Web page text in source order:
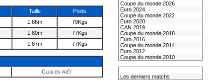
Taille
Poids
1.86m
79Kgs
1.80m
77Kgs
1.87m 77Kgs
Club en prêt
Coupe du monde 2026
Euro 2024
Coupe du monde 2022
Euro 2020
CAN 2019
Coupe du monde 2018
Euro 2016
Coupe du monde 2014
Euro 2012
Coupe du monde 2010
Les derniers matchs